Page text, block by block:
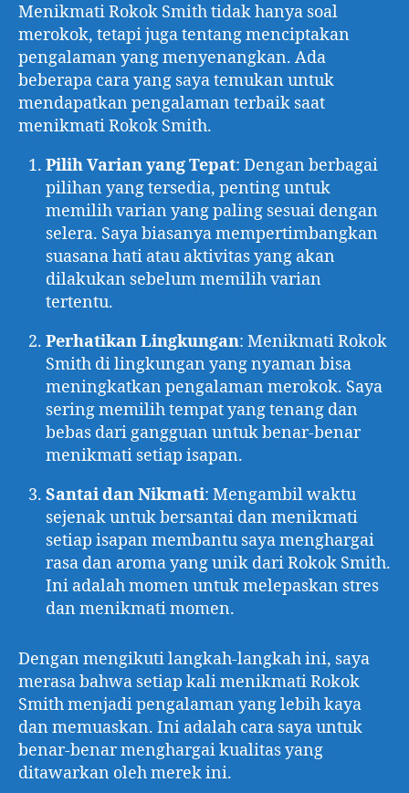
Menikmati Rokok Smith tidak hanya soal
merokok, tetapi juga tentang menciptakan
pengalaman yang menyenangkan. Ada
beberapa cara yang saya temukan untuk
mendapatkan pengalaman terbaik saat
menikmati Rokok Smith.
Pilih Varian yang Tepat: Dengan berbagai
pilihan yang tersedia, penting untuk
memilih varian yang paling sesuai dengan
selera. Saya biasanya mempertimbangkan
suasana hati atau aktivitas yang akan
dilakukan sebelum memilih varian
tertentu.
Perhatikan Lingkungan: Menikmati Rokok
Smith di lingkungan yang nyaman bisa
meningkatkan pengalaman merokok. Saya
sering memilih tempat yang tenang dan
bebas dari gangguan untuk benar-benar
menikmati setiap isapan.
Santai dan Nikmati: Mengambil waktu
sejenak untuk bersantai dan menikmati
setiap isapan membantu saya menghargai
rasa dan aroma yang unik dari Rokok Smith.
Ini adalah momen untuk melepaskan stres
dan menikmati momen.
Dengan mengikuti langkah-langkah ini, saya
merasa bahwa setiap kali menikmati Rokok
Smith menjadi pengalaman yang lebih kaya
dan memuaskan. Ini adalah cara saya untuk
benar-benar menghargai kualitas yang
ditawarkan oleh merek ini.